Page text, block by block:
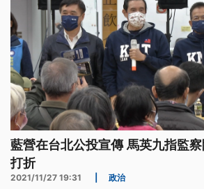
藍營在台北公投宣傳 馬英九指監
打折
2021/11/27 19:31 政治